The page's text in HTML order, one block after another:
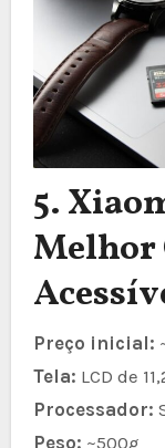
5.
Melhor
Preço inicial:
Tela: LCD de
Processador:
Peso: ~500g